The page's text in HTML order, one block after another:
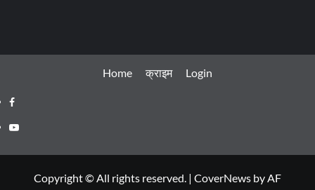
Home क्राइम Login
Facebook
Youtube
Copyright © All rights reserved. | CoverNews by AF